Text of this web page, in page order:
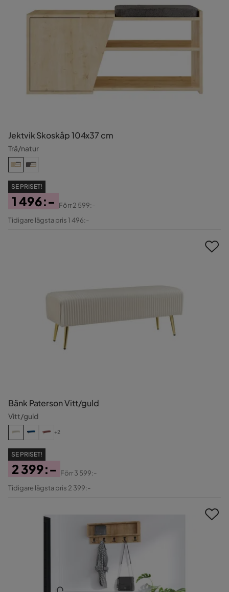
Jektvik Skoskåp 104x37 cm
Trä/natur
SE PRISET!
Pris
1 496:-
Original
Förr2 599:-
Tidigare lägsta pris 1 496:-
Bänk Paterson Vitt/guld
Vitt/guld
+2
SE PRISET!
Pris
2 399:-
Original
Förr3 599:-
Tidigare lägsta pris 2 399:-